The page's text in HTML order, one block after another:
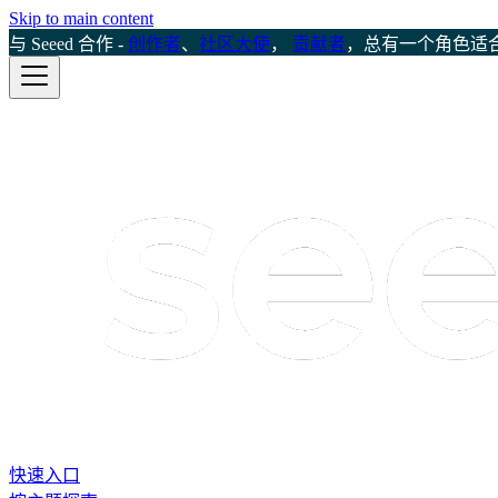
Skip to main content
与 Seeed 合作 - 创作者、 社区大使， 贡献者，总有一个角色适
快速入口